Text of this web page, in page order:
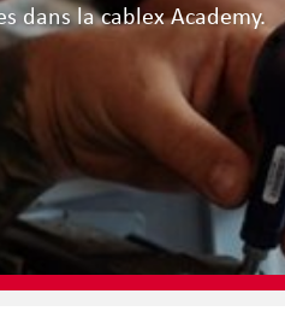
dans la cablex Academy.